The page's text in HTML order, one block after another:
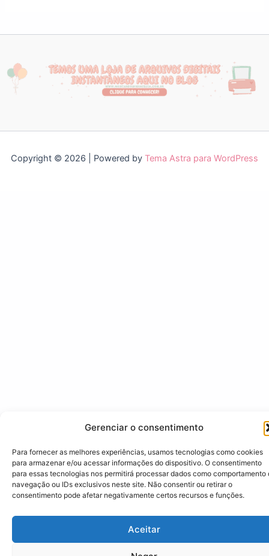
Gerenciar o consentimento
Para fornecer as melhores experiências, usamos tecnologias como cookies
para armazenar e/ou acessar informações do dispositivo. O consentimento
para essas tecnologias nos permitirá processar dados como comportamento
navegação ou IDs exclusivos neste site. Não consentir ou retirar o
consentimento pode afetar negativamente certos recursos e funções.
Aceitar
Copyright © 2026 | Powered by Tema Astra para WordPress